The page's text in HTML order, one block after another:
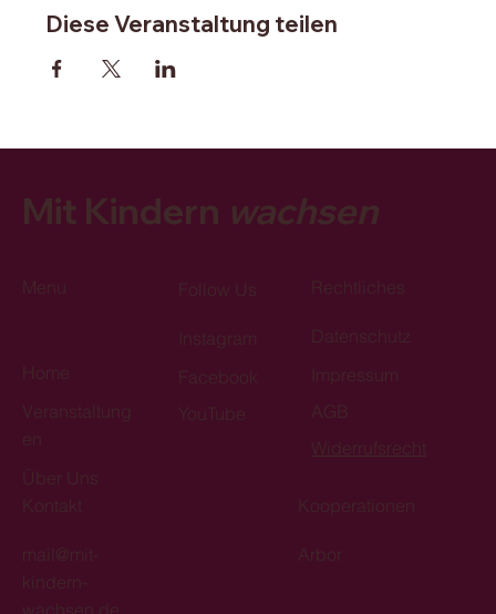
Diese Veranstaltung teilen
Mit Kindern wachsen
Kontakt
mail@mit-
kindern-
wachsen.de
Menu
Home
Veranstaltung
en
Über Uns
Follow Us
Instagram
Facebook
YouTube
Rechtliches
Datenschutz
Impressum
AGB
Widerrufsrecht
Kooperationen
Arbor